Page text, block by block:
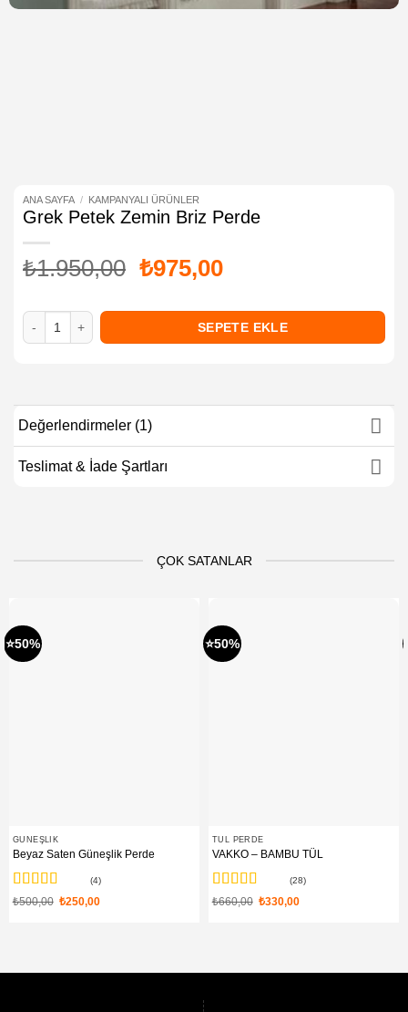
ANA SAYFA / KAMPANYALI ÜRÜNLER
Grek Petek Zemin Briz Perde
₺1.950,00 Orijinal
₺1.950,00.
₺975,00Şu
fiyat:
₺975,00.
Grek Petek Zemin Briz Perde adet
SEPETE EKLE
Değerlendirmeler (1)
Teslimat & İade Şartları
ÇOK SATANLAR
⭐50%
GÜNEŞLIK
Beyaz Saten Güneşlik Perde
5 üzerinden
(4)
₺500,00 Orijinal
₺250,00Şu
⭐50%
TÜL PERDE
VAKKO – BAMBU TÜL
5 üzerinden
(28)
₺660,00 Orijinal
₺330,00Şu